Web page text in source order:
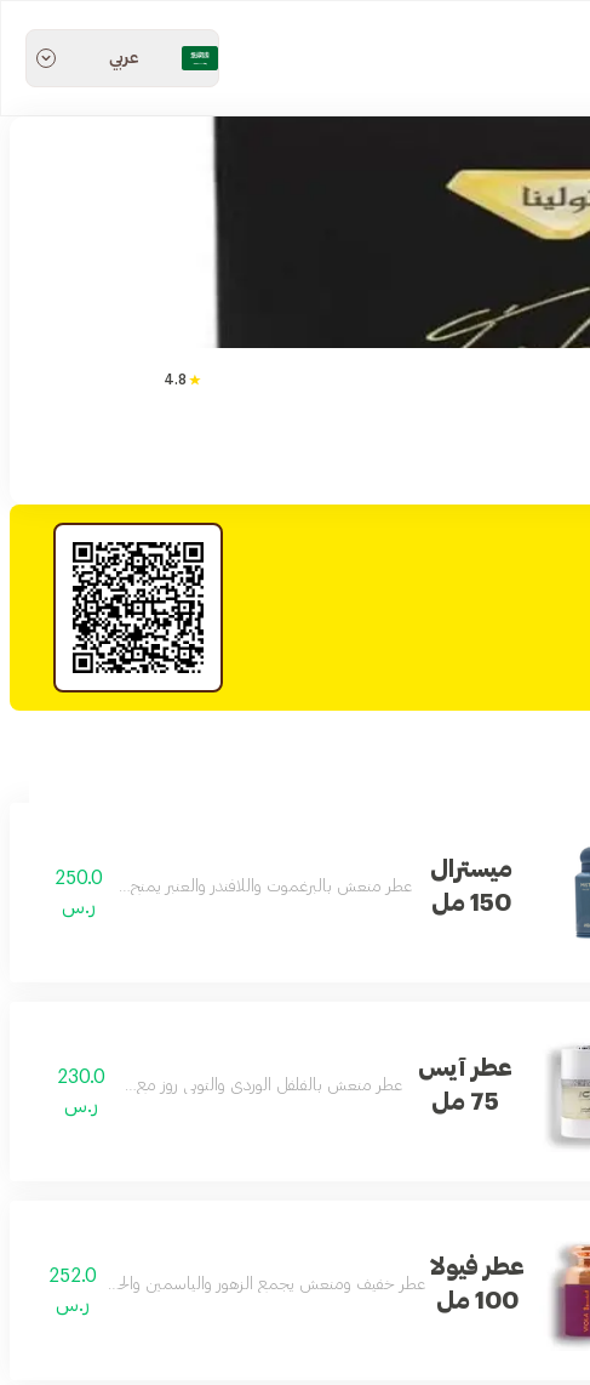
عربي
4.8
ميسترال
150 مل
عطر منعش بالبرغموت واللافندر والعنبر يمنح دفئاً وأناقة تدوم
250.0
ر.س
عطر آيس
75 مل
عطر منعش بالفلفل الوردي والتوبي روز مع المسك والفانيليا.
230.0
ر.س
عطر فيولا
100 مل
عطر خفيف ومنعش يجمع الزهور والياسمين والحمضيات مع دفء
252.0
ر.س